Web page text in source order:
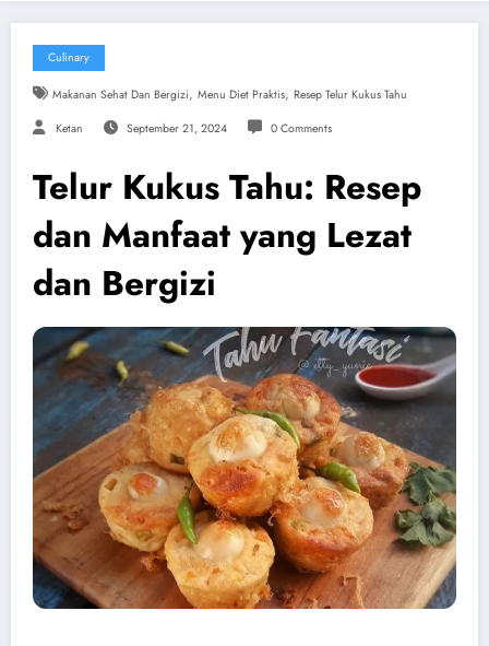
Culinary
Makanan Sehat Dan Bergizi, Menu Diet Praktis, Resep Telur Kukus Tahu
Ketan September 21, 2024 0 Comments
Telur Kukus Tahu: Resep
dan Manfaat yang Lezat
dan Bergizi